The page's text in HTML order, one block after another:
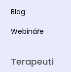
Blog
Webináře
Terapeuti